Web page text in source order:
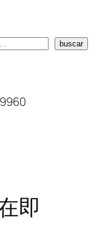
buscar
即